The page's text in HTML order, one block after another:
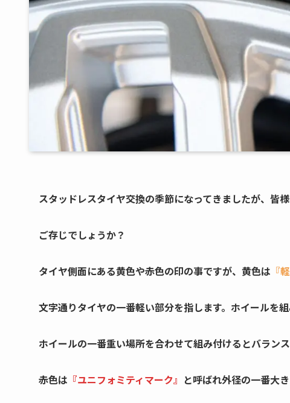
スタッドレスタイヤ交換の季節になってきましたが、皆
ご存じでしょうか？
タイヤ側面にある黄色や赤色の印の事ですが、黄色は 『
文字通りタイヤの一番軽い部分を指します。ホイールを
ホイールの一番重い場所を合わせて組み付けるとバランス
赤色は 『ユニフォミティマーク』 と呼ばれ外径の一番大